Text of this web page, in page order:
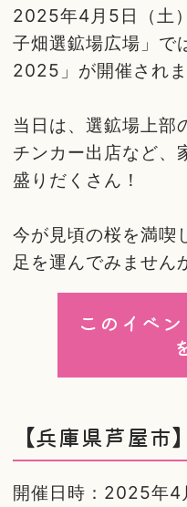
2025年4月5日（土
子畑選鉱場広場」で
2025」が開催されま
当日は、選鉱場上部
チンカー出店など、
盛りだくさん！
今が見頃の桜を満喫
足を運んでみません
このイベ
【兵庫県芦屋
開催日時：2025年